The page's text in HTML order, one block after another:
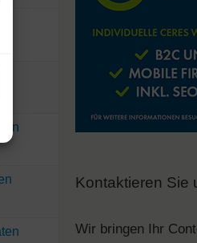
Kontaktieren Sie
Wir bringen Ihr